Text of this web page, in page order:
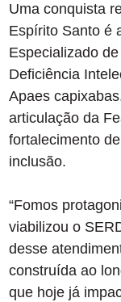
Uma conquista
Espírito Santo é
Especializado
Deficiência
Apaes
articulação da
fortalecimento
inclusão.
“Fomos
viabilizou o
desse
construída ao
que hoje já